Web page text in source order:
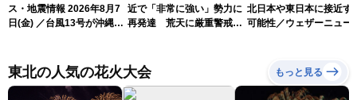
ス・地震情報 2026年8月7
日(金) ／台風13号が沖縄・
ュースLiVEイブニング・小
川千奈／内藤邦裕〉
近で「非常に強い」勢力に
再発達 荒天に厳重警戒を
北日本や東日本に接近す
可能性／ウェザーニュー
東北の人気の花火大会 もっと見る